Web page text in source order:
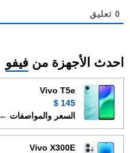
0 تعليق
احدث الأجهزة من فيفو
Vivo T5e
145 $
السعر والمواصفات ←
Vivo X300E